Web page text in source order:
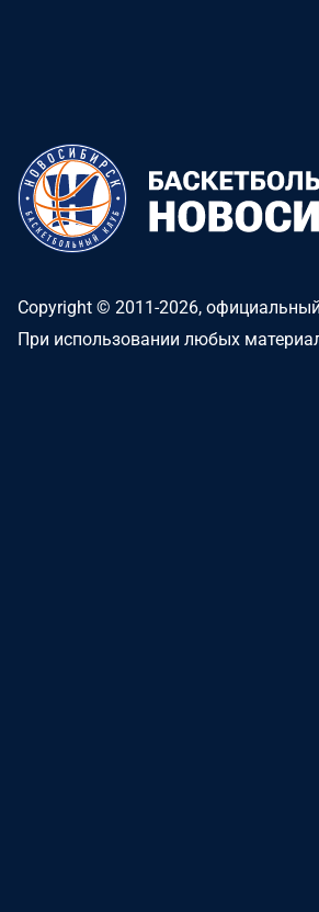
Copyright © 2011-2026,
При использовании любых